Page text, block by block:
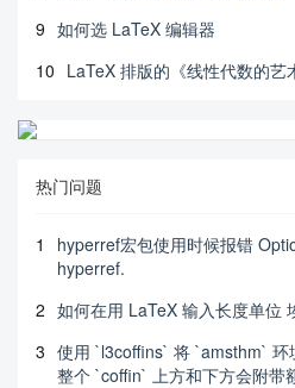
9 如何选 LaTeX 编辑器
10 LaTeX 排版的《线性代数的艺
热门问题
1
hyperref宏包使用时候报错
hyperref.
2 如何在用 LaTeX 输入长度单位
3 使用 `l3coffins` 将 `amsthm` 环
整个 `coffin` 上方和下方会附带